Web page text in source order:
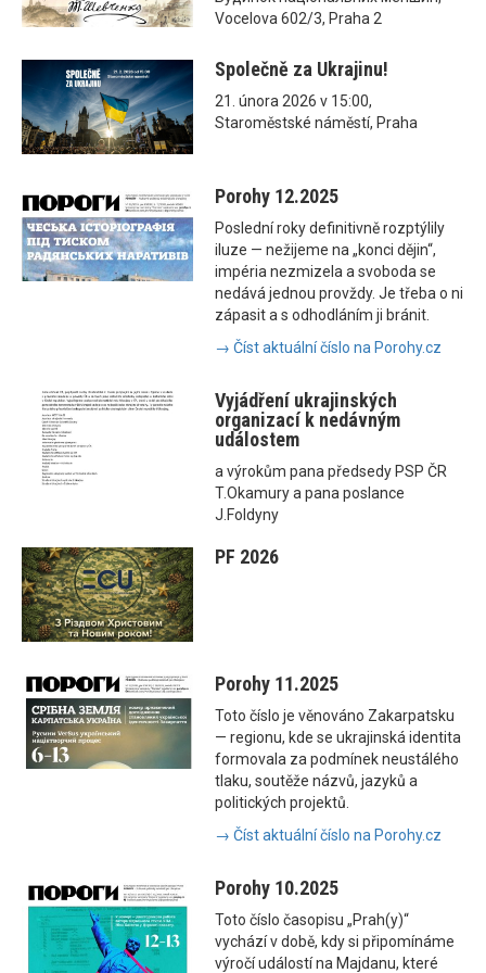
Vocelova 602/3, Praha 2
Společně za Ukrajinu!
21. února 2026 v 15:00,
Staroměstské náměstí, Praha
Porohy 12.2025
Poslední roky definitivně rozptýlily
iluze — nežijeme na „konci dějin“,
impéria nezmizela a svoboda se
nedává jednou provždy. Je třeba o ni
zápasit a s odhodláním ji bránit.
→ Číst aktuální číslo na Porohy.cz
Vyjádření ukrajinských
organizací k nedávným
událostem
a výrokům pana předsedy PSP ČR
T.Okamury a pana poslance
J.Foldyny
PF 2026
Porohy 11.2025
Toto číslo je věnováno Zakarpatsku
— regionu, kde se ukrajinská identita
formovala za podmínek neustálého
tlaku, soutěže názvů, jazyků a
politických projektů.
→ Číst aktuální číslo na Porohy.cz
Porohy 10.2025
Toto číslo časopisu „Prah(y)“
vychází v době, kdy si připomínáme
výročí událostí na Majdanu, které